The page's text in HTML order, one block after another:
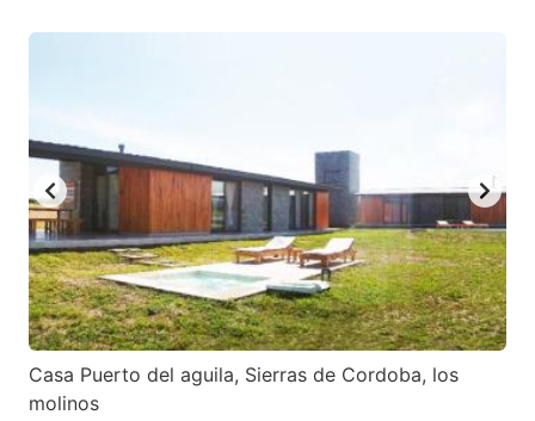
Casa Puerto del aguila, Sierras de Cordoba, los
molinos